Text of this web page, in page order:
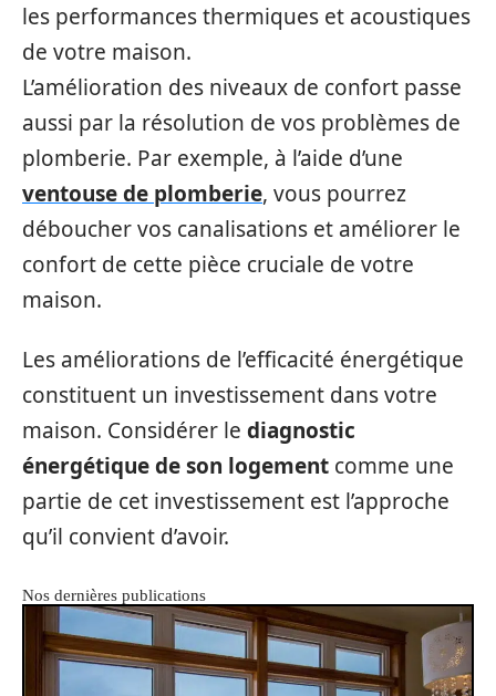
les performances thermiques et acoustiques
de votre maison.
L’amélioration des niveaux de confort passe
aussi par la résolution de vos problèmes de
plomberie. Par exemple, à l’aide d’une
ventouse de plomberie, vous pourrez
déboucher vos canalisations et améliorer le
confort de cette pièce cruciale de votre
maison.
Les améliorations de l’efficacité énergétique
constituent un investissement dans votre
maison. Considérer le diagnostic
énergétique de son logement comme une
partie de cet investissement est l’approche
qu’il convient d’avoir.
Nos dernières publications